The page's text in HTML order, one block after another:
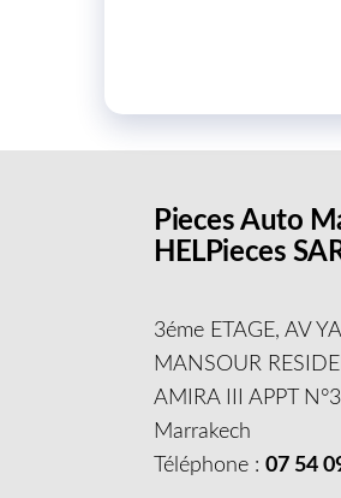
Pieces Auto
HELPieces
3éme ETAGE, AV
MANSOUR
AMIRA III APPT
Marrakech
Téléphone :07 54